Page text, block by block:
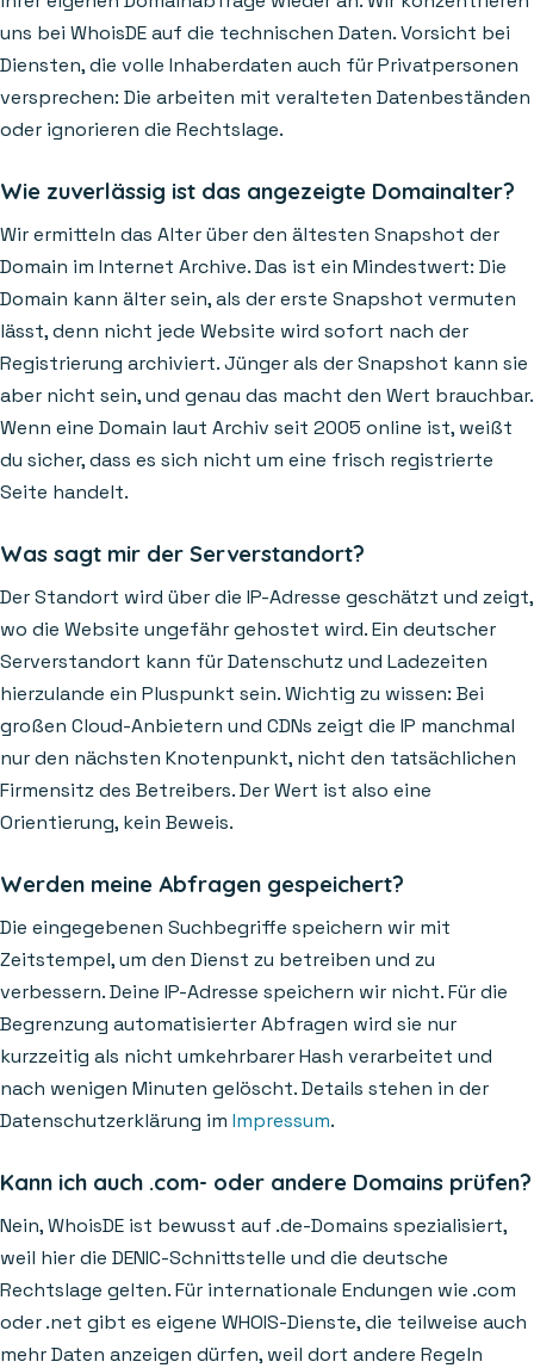
uns bei WhoisDE auf die technischen Daten. Vorsicht bei
Diensten, die volle Inhaberdaten auch für Privatpersonen
versprechen: Die arbeiten mit veralteten Datenbeständen
oder ignorieren die Rechtslage.
Wie zuverlässig ist das angezeigte Domainalter?
Wir ermitteln das Alter über den ältesten Snapshot der
Domain im Internet Archive. Das ist ein Mindestwert: Die
Domain kann älter sein, als der erste Snapshot vermuten
lässt, denn nicht jede Website wird sofort nach der
Registrierung archiviert. Jünger als der Snapshot kann sie
aber nicht sein, und genau das macht den Wert brauchbar.
Wenn eine Domain laut Archiv seit 2005 online ist, weißt
du sicher, dass es sich nicht um eine frisch registrierte
Seite handelt.
Was sagt mir der Serverstandort?
Der Standort wird über die IP-Adresse geschätzt und zeigt,
wo die Website ungefähr gehostet wird. Ein deutscher
Serverstandort kann für Datenschutz und Ladezeiten
hierzulande ein Pluspunkt sein. Wichtig zu wissen: Bei
großen Cloud-Anbietern und CDNs zeigt die IP manchmal
nur den nächsten Knotenpunkt, nicht den tatsächlichen
Firmensitz des Betreibers. Der Wert ist also eine
Orientierung, kein Beweis.
Werden meine Abfragen gespeichert?
Die eingegebenen Suchbegriffe speichern wir mit
Zeitstempel, um den Dienst zu betreiben und zu
verbessern. Deine IP-Adresse speichern wir nicht. Für die
Begrenzung automatisierter Abfragen wird sie nur
kurzzeitig als nicht umkehrbarer Hash verarbeitet und
nach wenigen Minuten gelöscht. Details stehen in der
Datenschutzerklärung im Impressum.
Kann ich auch .com- oder andere Domains prüfen?
Nein, WhoisDE ist bewusst auf .de-Domains spezialisiert,
weil hier die DENIC-Schnittstelle und die deutsche
Rechtslage gelten. Für internationale Endungen wie .com
oder .net gibt es eigene WHOIS-Dienste, die teilweise auch
mehr Daten anzeigen dürfen, weil dort andere Regeln